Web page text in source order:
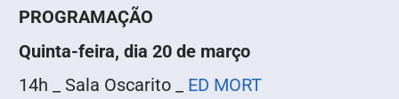
PROGRAMAÇÃO
Quinta-feira, dia 20 de março
14h _ Sala Oscarito _ ED MORT